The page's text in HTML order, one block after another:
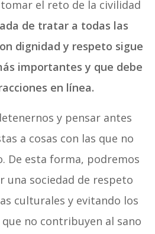
el reto de la civilidad
de tratar a todas las
dignidad y respeto sigue
importantes y que debe
en línea.
y pensar antes
a cosas con las que no
De esta forma, podremos
una sociedad de respeto
culturales y evitando los
no contribuyen al sano